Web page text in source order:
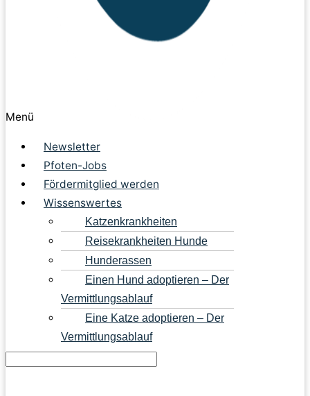
Menü
Newsletter
Pfoten-Jobs
Fördermitglied werden
Wissenswertes
Katzenkrankheiten
Reisekrankheiten Hunde
Hunderassen
Einen Hund adoptieren – Der
Vermittlungsablauf
Eine Katze adoptieren – Der
Vermittlungsablauf